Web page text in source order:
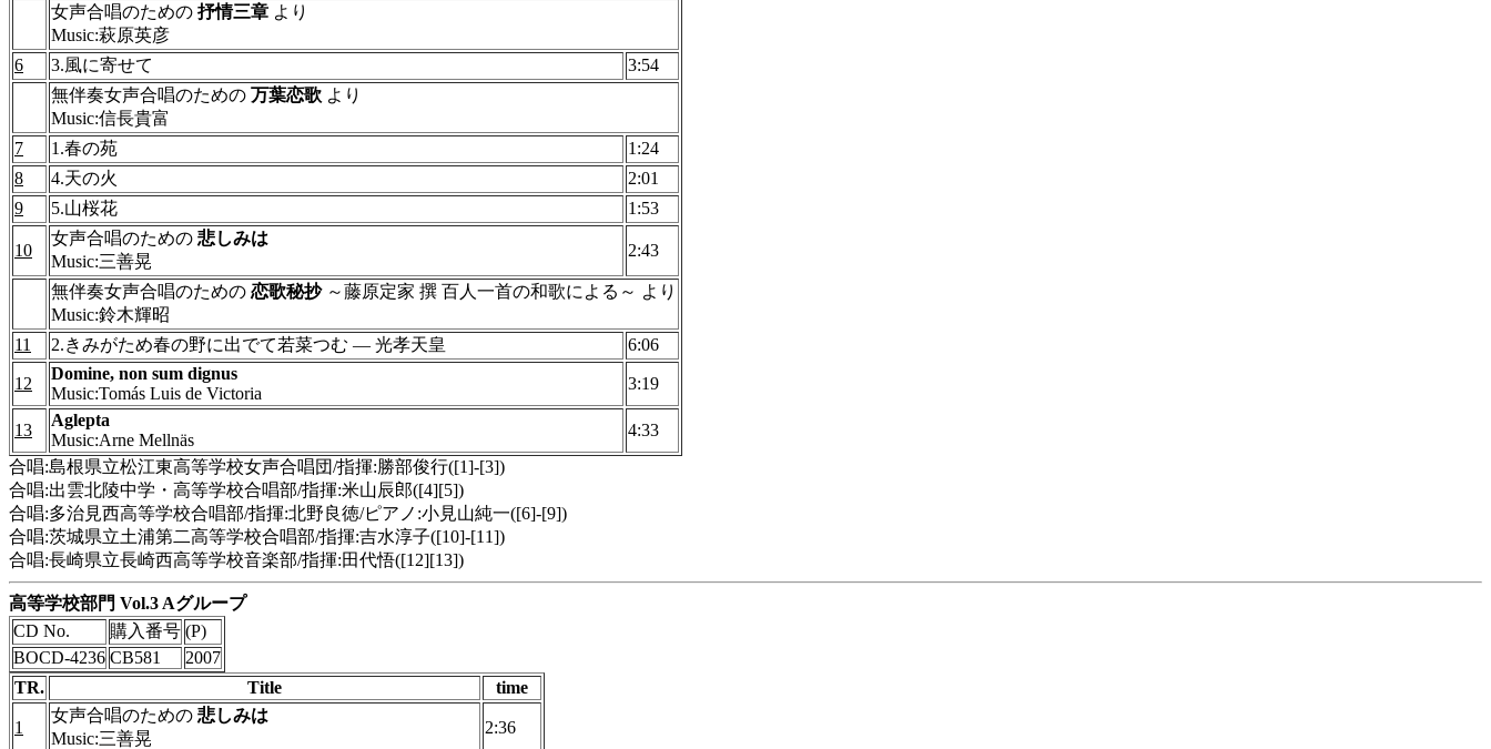
女声合唱のための 抒情三章 より
Music:萩原英彦
6
3.風に寄せて
3:54
無伴奏女声合唱のための 万葉恋歌 より
Music:信長貴富
7
1.春の苑
1:24
8
4.天の火
2:01
9
5.山桜花 1:53
10
女声合唱のための 悲しみは
Music:三善晃
2:43
無伴奏女声合唱のための 恋歌秘抄～藤原定家 撰 百人一首の和歌による～ より
Music:鈴木輝昭
11
2.きみがため春の野に出でて若菜つむ ― 光孝天皇 6:06
12
Domine, non sum dignus
Music:Tomás Luis de Victoria
3:19
13
Aglepta
Music:Arne Mellnäs
4:33
合唱:島根県立松江東高等学校女声合唱団/指揮:勝部俊行([1]-[3])
合唱:出雲北陵中学・高等学校合唱部/指揮:米山辰郎([4][5])
合唱:多治見西高等学校合唱部/指揮:北野良徳/ピアノ:小見山純一([6]-[9])
合唱:茨城県立土浦第二高等学校合唱部/指揮:吉水淳子([10]-[11])
合唱:長崎県立長崎西高等学校音楽部/指揮:田代悟([12][13])
高等学校部門 Vol.3 Aグループ
CD No.
購入番号 (P)
BOCD-4236 CB581
2007
TR.
Title time
1
女声合唱のための 悲しみは
Music:三善晃
2:36